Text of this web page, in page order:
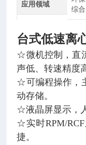
应用领域
综合
台式低速离
☆微机控制，直
声低、转速精度
☆可编程操作，
动存储。
☆液晶屏显示，
☆实时RPM/
捷。